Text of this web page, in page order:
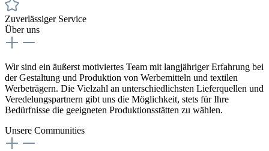
Zuverlässiger Service
Über uns
Wir sind ein äußerst motiviertes Team mit langjähriger Erfahrung bei
der Gestaltung und Produktion von Werbemitteln und textilen
Werbeträgern. Die Vielzahl an unterschiedlichsten Lieferquellen und
Veredelungspartnern gibt uns die Möglichkeit, stets für Ihre
Bedürfnisse die geeigneten Produktionsstätten zu wählen.
Unsere Communities